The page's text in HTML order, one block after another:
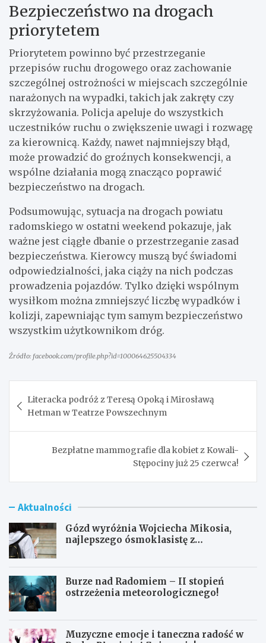
Bezpieczeństwo na drogach
priorytetem
Priorytetem powinno być przestrzeganie
przepisów ruchu drogowego oraz zachowanie
szczególnej ostrożności w miejscach szczególnie
narażonych na wypadki, takich jak zakręty czy
skrzyżowania. Policja apeluje do wszystkich
uczestników ruchu o zwiększenie uwagi i rozwagę
za kierownicą. Każdy, nawet najmniejszy błąd,
może prowadzić do groźnych konsekwencji, a
wspólne działania mogą znacząco poprawić
bezpieczeństwo na drogach.
Podsumowując, sytuacja na drogach powiatu
radomskiego w ostatni weekend pokazuje, jak
ważne jest ciągłe dbanie o przestrzeganie zasad
bezpieczeństwa. Kierowcy muszą być świadomi
odpowiedzialności, jaka ciąży na nich podczas
prowadzenia pojazdów. Tylko dzięki wspólnym
wysiłkom można zmniejszyć liczbę wypadków i
kolizji, zapewniając tym samym bezpieczeństwo
wszystkim użytkownikom dróg.
Źródło: facebook.com/profile.php?id=100064625504334
wpisu
Literacka podróż z Teresą Opoką i Mirosławą
Hetman w Teatrze Powszechnym
Bezpłatne mammografie dla kobiet z Kowali-
Stępociny już 25 czerwca!
Aktualności
Gózd wyróżnia Wojciecha Mikosia,
najlepszego ósmoklasistę z
Burze nad Radomiem – II stopień
ostrzeżenia meteorologicznego!
Muzyczne emocje i taneczna radość w